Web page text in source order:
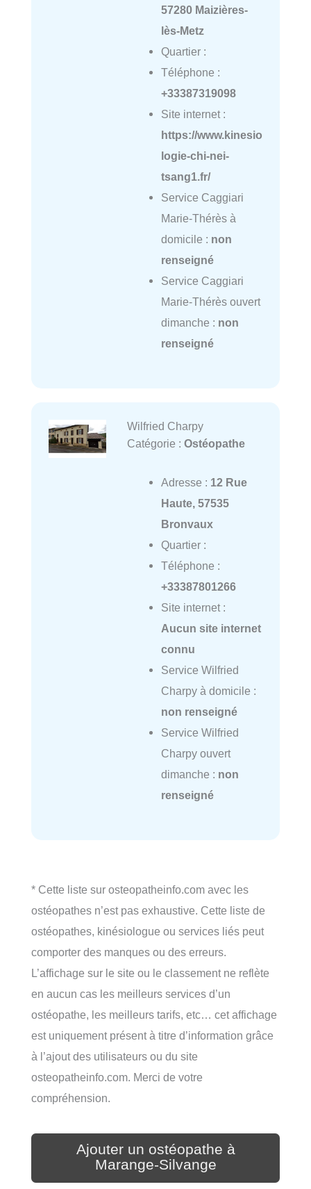
57280 Maizières-
lès-Metz
Quartier :
Téléphone :
+33387319098
Site internet :
https://www.kinesio
logie-chi-nei-
tsang1.fr/
Service Caggiari
Marie-Thérès à
domicile : non
renseigné
Service Caggiari
Marie-Thérès ouvert
dimanche : non
renseigné
Wilfried Charpy
Catégorie : Ostéopathe
Adresse : 12 Rue
Haute, 57535
Bronvaux
Quartier :
Téléphone :
+33387801266
Site internet :
Aucun site internet
connu
Service Wilfried
Charpy à domicile :
non renseigné
Service Wilfried
Charpy ouvert
dimanche : non
renseigné
* Cette liste sur osteopatheinfo.com avec les
ostéopathes n’est pas exhaustive. Cette liste de
ostéopathes, kinésiologue ou services liés peut
comporter des manques ou des erreurs.
L’affichage sur le site ou le classement ne reflète
en aucun cas les meilleurs services d’un
ostéopathe, les meilleurs tarifs, etc… cet affichage
est uniquement présent à titre d’information grâce
à l’ajout des utilisateurs ou du site
osteopatheinfo.com. Merci de votre
compréhension.
Ajouter un ostéopathe à
Marange-Silvange